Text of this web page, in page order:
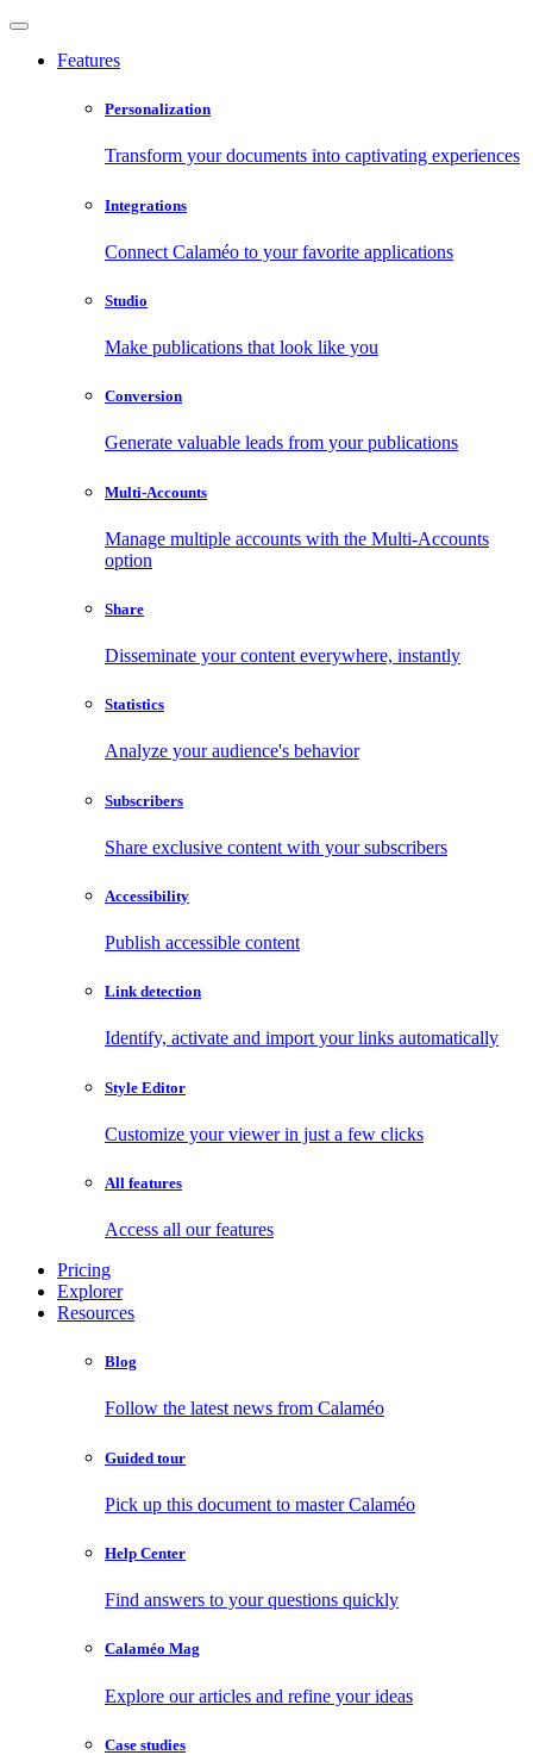
Features
Personalization
Transform your documents into captivating experiences
Integrations
Connect Calaméo to your favorite applications
Studio
Make publications that look like you
Conversion
Generate valuable leads from your publications
Multi-Accounts
Manage multiple accounts with the Multi-Accounts
option
Share
Disseminate your content everywhere, instantly
Statistics
Analyze your audience's behavior
Subscribers
Share exclusive content with your subscribers
Accessibility
Publish accessible content
Link detection
Identify, activate and import your links automatically
Style Editor
Customize your viewer in just a few clicks
All features
Access all our features
Pricing
Explorer
Resources
Blog
Follow the latest news from Calaméo
Guided tour
Pick up this document to master Calaméo
Help Center
Find answers to your questions quickly
Calaméo Mag
Explore our articles and refine your ideas
Case studies